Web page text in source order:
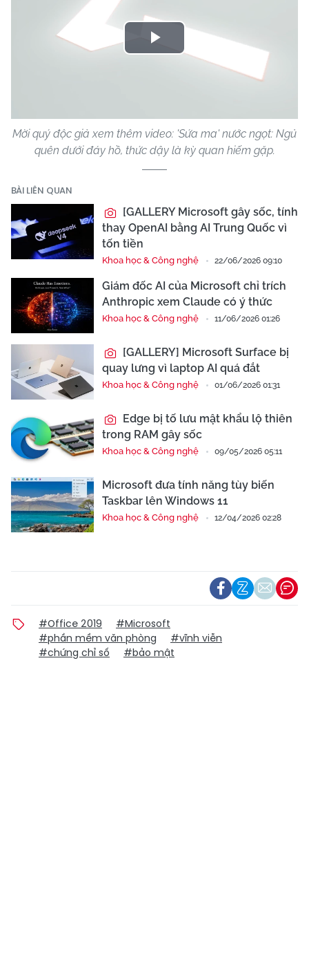
Play
Mời quý độc giả xem thêm video: 'Sứa ma' nước ngọt: Ngủ
quên dưới đáy hồ, thức dậy là kỳ quan hiếm gặp.
BÀI LIÊN QUAN
[GALLERY Microsoft gây sốc, tính
thay OpenAI bằng AI Trung Quốc vì
tốn tiền
Khoa học & Công nghệ 22/06/2026 09:10
Giám đốc AI của Microsoft chỉ trích
Anthropic xem Claude có ý thức
Khoa học & Công nghệ 11/06/2026 01:26
[GALLERY] Microsoft Surface bị
quay lưng vì laptop AI quá đắt
Khoa học & Công nghệ 01/06/2026 01:31
Edge bị tố lưu mật khẩu lộ thiên
trong RAM gây sốc
Khoa học & Công nghệ 09/05/2026 05:11
Microsoft đưa tính năng tùy biến
Taskbar lên Windows 11
Khoa học & Công nghệ 12/04/2026 02:28
#Office 2019
#Microsoft
#phần mềm văn phòng
#vĩnh viễn
#chứng chỉ số
#bảo mật